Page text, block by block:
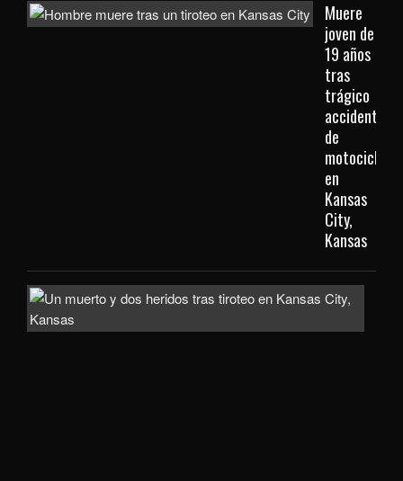
Muere
joven de
19 años
tras
trágico
accidente
de
motocicleta
en
Kansas
City,
Kansas